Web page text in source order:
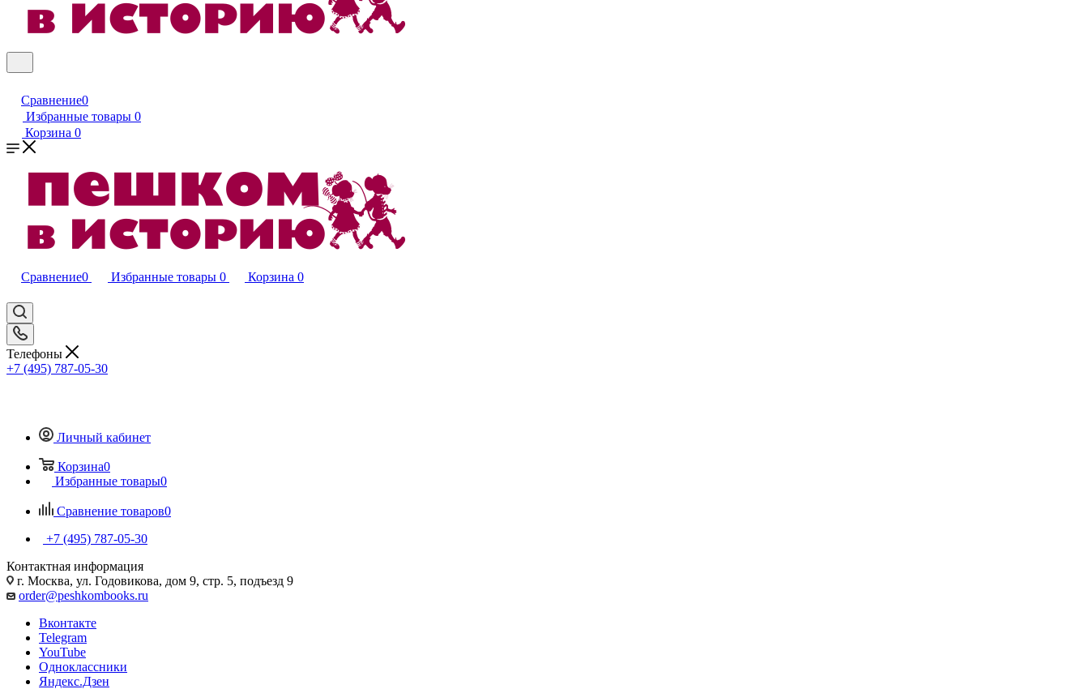
Сравнение0
Избранные товары 0
Корзина 0
Сравнение0 Избранные товары 0 Корзина 0
Телефоны
+7 (495) 787-05-30
Личный кабинет
Корзина0
Избранные товары0
Сравнение товаров0
+7 (495) 787-05-30
Контактная информация
г. Москва, ул. Годовикова, дом 9, стр. 5, подъезд 9
order@peshkombooks.ru
Вконтакте
Telegram
YouTube
Одноклассники
Яндекс.Дзен